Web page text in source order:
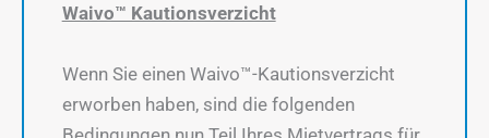
Waivo™ Kautionsverzicht
Wenn Sie einen Waivo™-Kautionsverzicht
erworben haben, sind die folgenden